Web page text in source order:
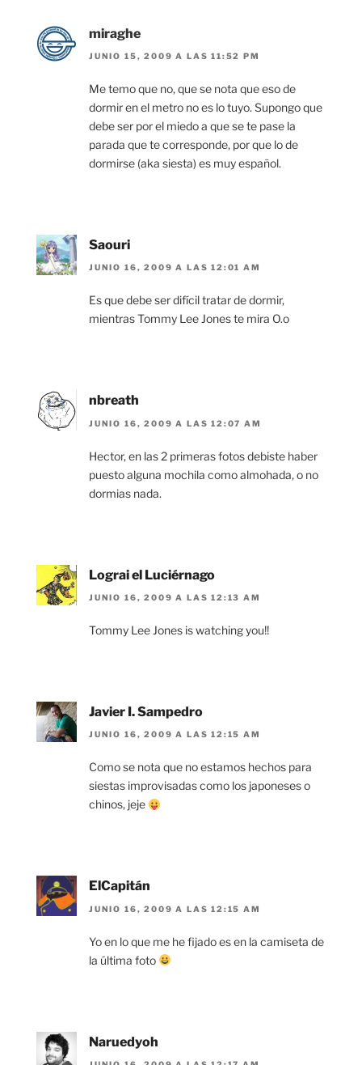
miraghe
JUNIO 15, 2009 A LAS 11:52 PM
Me temo que no, que se nota que eso de
dormir en el metro no es lo tuyo. Supongo que
debe ser por el miedo a que se te pase la
parada que te corresponde, por que lo de
dormirse (aka siesta) es muy español.
Saouri
JUNIO 16, 2009 A LAS 12:01 AM
Es que debe ser difícil tratar de dormir,
mientras Tommy Lee Jones te mira O.o
nbreath
JUNIO 16, 2009 A LAS 12:07 AM
Hector, en las 2 primeras fotos debiste haber
puesto alguna mochila como almohada, o no
dormias nada.
Lograi el Luciérnago
JUNIO 16, 2009 A LAS 12:13 AM
Tommy Lee Jones is watching you!!
Javier I. Sampedro
JUNIO 16, 2009 A LAS 12:15 AM
Como se nota que no estamos hechos para
siestas improvisadas como los japoneses o
chinos, jeje
ElCapitán
JUNIO 16, 2009 A LAS 12:15 AM
Yo en lo que me he fijado es en la camiseta de
la última foto
Naruedyoh